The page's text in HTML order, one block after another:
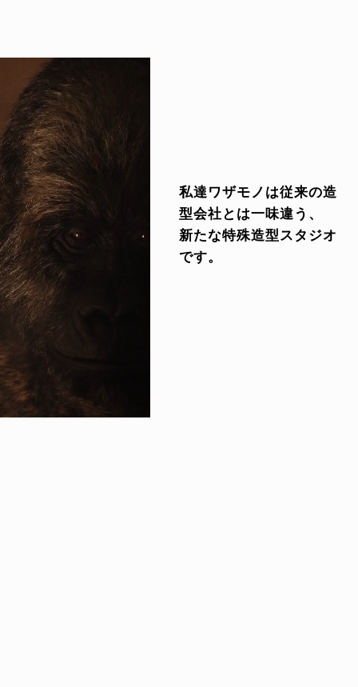
私達ワザモノは従来の造
型会社とは一味違う、
新たな特殊造型スタジオ
です。